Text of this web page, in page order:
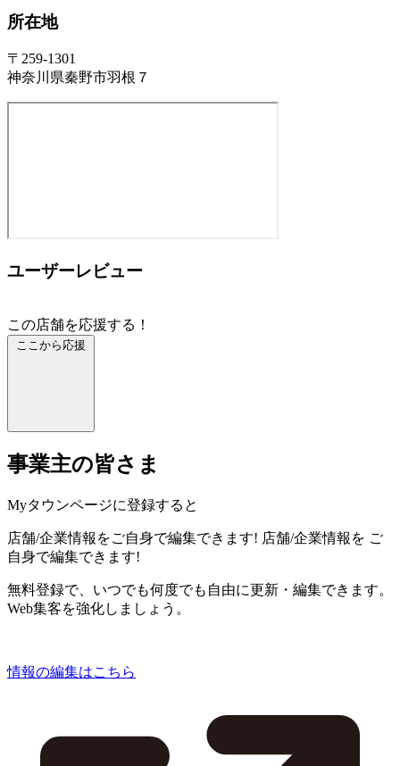
所在地
〒259-1301
神奈川県秦野市羽根７
ユーザーレビュー
この店舗を応援する！
ここから応援
事業主の皆さま
Myタウンページに登録すると
店舗/企業情報をご自身で編集できます! 店舗/企業情報を ご
自身で編集できます!
無料登録で、いつでも何度でも自由に更新・編集できます。
Web集客を強化しましょう。
情報の編集はこちら